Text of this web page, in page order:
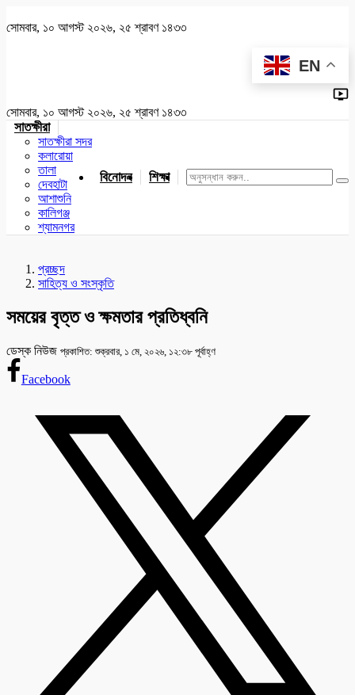
সোমবার, ১০ আগস্ট ২০২৬, ২৫ শ্রাবণ ১৪৩৩
EN
সোমবার, ১০ আগস্ট ২০২৬, ২৫ শ্রাবণ ১৪৩৩
সাতক্ষীরা
সাতক্ষীরা সদর
কলারোয়া
তালা
দেবহাটা
আশাশুনি
কালিগঞ্জ
শ্যামনগর
বিনোদন শিক্ষা খেলাধুলা জাতীয় যশোর
প্রচ্ছদ
সাহিত্য ও সংস্কৃতি
সময়ের বৃত্ত ও ক্ষমতার প্রতিধ্বনি
ডেস্ক নিউজ প্রকাশিত: শুক্রবার, ১ মে, ২০২৬, ১২:৩৮ পূর্বাহ্ণ
Facebook